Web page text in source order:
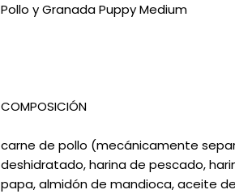
Pollo y Granada Puppy Medium
COMPOSICIÓN
carne de pollo (mecánicamente
deshidratado, harina de pescado,
papa, almidón de mandioca, aceite